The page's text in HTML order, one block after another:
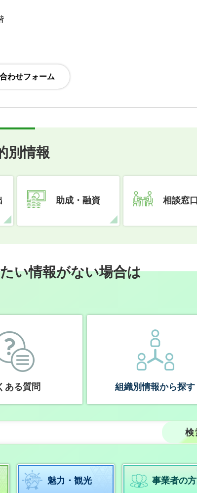
別情報
助成・融資 相談窓
い情報がない場合は
ある質問 組織別情報から探す
魅力・観光 事業者の